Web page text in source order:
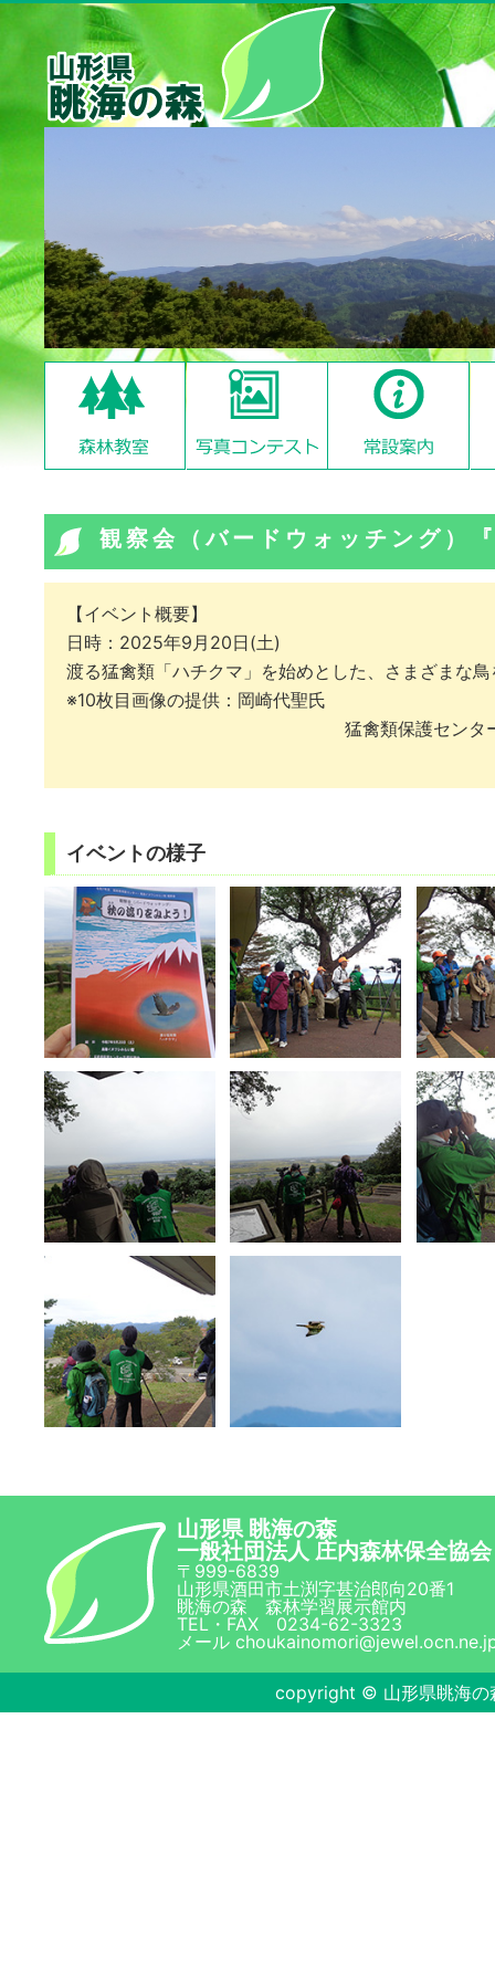
観察会（バードウォッチング）
【イベント概要】
日時：2025年9月20日(土)
渡る猛禽類「ハチクマ」を始めとした、さまざまな
※10枚目画像の提供：岡崎代聖氏
猛禽類保護センタ
イベントの様子
山形県 眺海の森
一般社団法人 庄内森林保全協会
〒999-6839
山形県酒田市土渕字甚治郎向20番1
眺海の森 森林学習展示館内
TEL・FAX 0234-62-3323
メール
copyright © 山形県眺海の